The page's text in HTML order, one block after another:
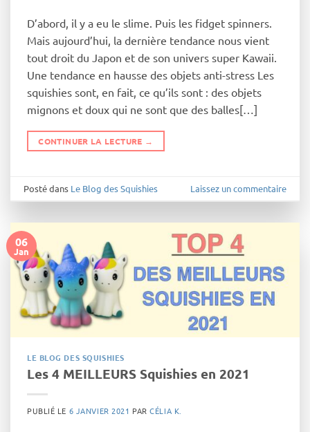
D’abord, il y a eu le slime. Puis les fidget spinners.
Mais aujourd’hui, la dernière tendance nous vient
tout droit du Japon et de son univers super Kawaii.
Une tendance en hausse des objets anti-stress Les
squishies sont, en fait, ce qu’ils sont : des objets
mignons et doux qui ne sont que des balles[…]
CONTINUER LA LECTURE →
Posté dans Le Blog des Squishies Laissez un commentaire
06
Jan
LE BLOG DES SQUISHIES
Les 4 MEILLEURS Squishies en 2021
PUBLIÉ LE 6 JANVIER 2021 PARCÉLIA K.